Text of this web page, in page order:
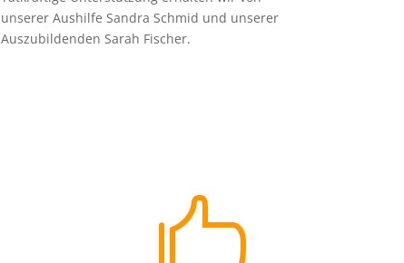
unserer Aushilfe Sandra Schmid und unserer
Auszubildenden Sarah Fischer.
